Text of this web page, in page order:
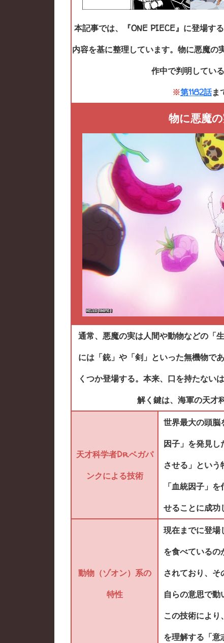
本記事では、『ONE PIECE』に登場す
内容を基に整理しています。物に悪魔の
作中で判明してい
※第1182話ま
物に悪魔
通常、悪魔の実は人間や動物などの「
には「銃」や「剣」といった無機物で
くつか登場する。本来、口を持たない
解く鍵は、海軍の天才
天才科学者Dr.ベガパ
ンクによる技術
世界最大の頭脳
因子」を発見し
させる」とい
「血統因子」
せることに成功
動物（ゾオン）系の
特性
現在までに登場
を食べているの
されており、
自らの意思で動
この技術によ
を理解する「意